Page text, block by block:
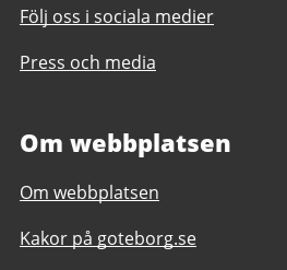
Följ oss i sociala medier
Press och media
Om webbplatsen
Om webbplatsen
Kakor på goteborg.se